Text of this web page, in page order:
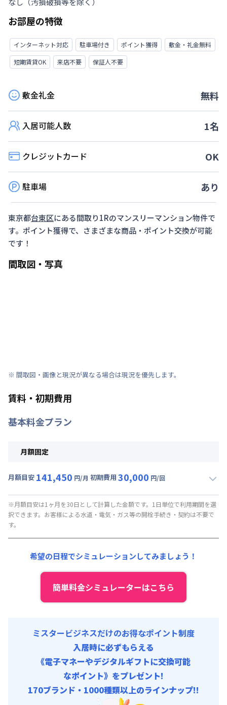
お部屋の特徴
インターネット対応 駐車場付き ポイント獲得
敷金・礼金無料
短期賃貸OK
来店不要 保証人不要
敷金礼金 無料
入居可能人数 1名
クレジットカード OK
駐車場 あり
東京都台東区にある間取り1Rのマンスリーマンション物件で
す。ポイント獲得で、さまざまな商品・ポイント交換が可能
です！
間取図・写真
※ 間取図・画像と現況が異なる場合は現況を優先します。
賃料・初期費用
基本料金プラン
月額固定
月額目安 141,450 円/月 初期費用 30,000 円/回
月額賃料目安(30日利用)
賃料 : 141,450円/月 (4,715円/日)
光熱費他 :
初期費用
保証金 : 30,000円/回
※月額目安は1ヶ月を30日として計算した金額です。1日単位で利用期間を選
択できます。お客様による水道・電気・ガス等の開栓手続き・契約は不要で
す。
希望の日程でシミュレーションしてみましょう！
簡単料金シミュレーターはこちら
ミスタービジネスだけのお得なポイント制度
入居時に必ずもらえる
《電子マネーやデジタルギフトに交換可能
なポイント》をプレゼント!
170ブランド・1000種類以上のラインナップ!!